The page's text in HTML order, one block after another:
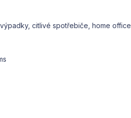
citlivé spotřebiče, home office